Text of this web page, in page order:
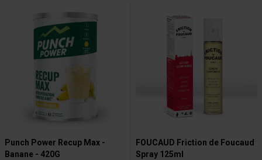
Punch Power Recup Max -
Banane - 420G
FOUCAUD Friction de Foucaud
Spray 125ml